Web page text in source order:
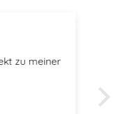
zu meiner